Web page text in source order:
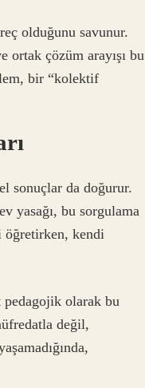
olduğunu savunur.
ortak çözüm arayışı bu
bir “kolektif
sonuçlar da doğurur.
yasağı, bu sorgulama
öğretirken, kendi
olarak bu
değil,